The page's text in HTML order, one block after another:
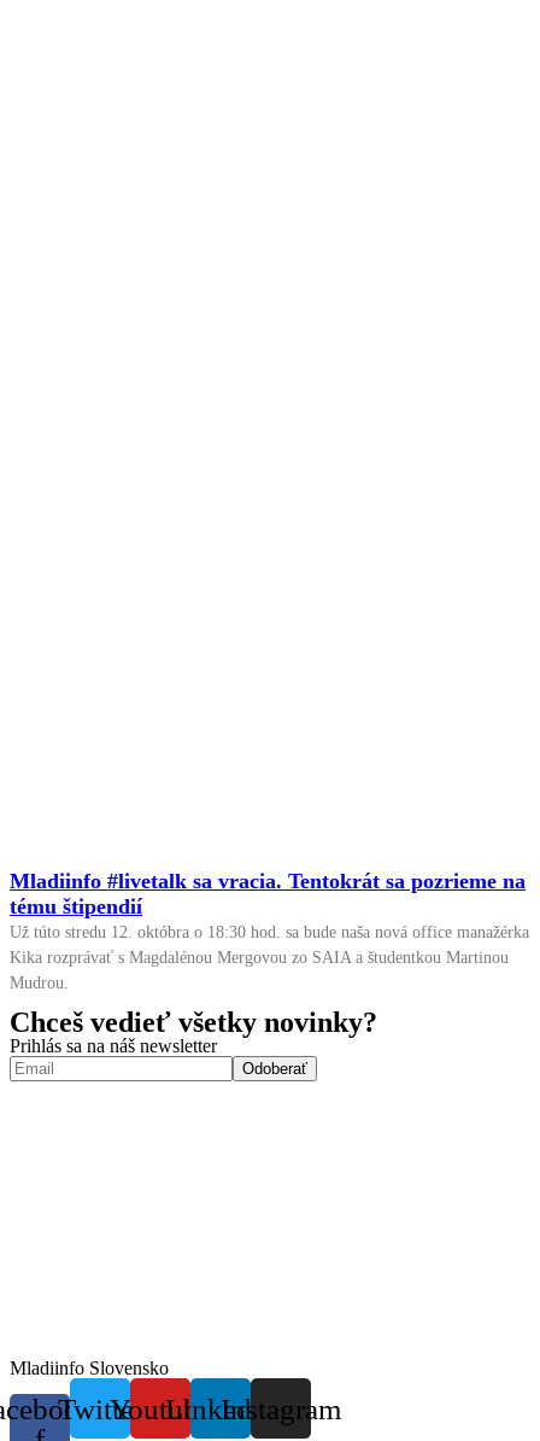
Mladiinfo #livetalk sa vracia. Tentokrát sa pozrieme na
tému štipendií
Už túto stredu 12. októbra o 18:30 hod. sa bude naša nová office manažérka
Kika rozprávať s Magdalénou Mergovou zo SAIA a študentkou Martinou
Mudrou.
Chceš vedieť všetky novinky?
Prihlás sa na náš newsletter
Mladiinfo Slovensko
TwitterYoutubeLinkedinInstagram